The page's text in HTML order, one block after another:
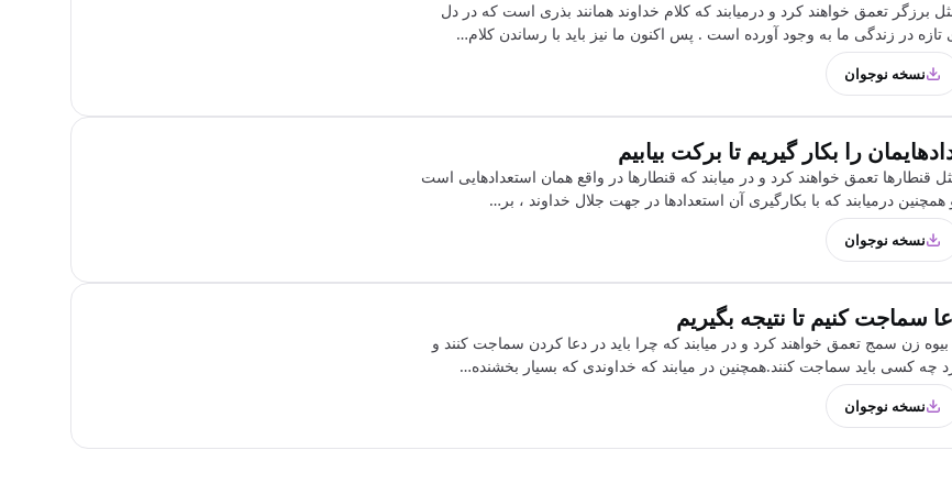
برزگر تعمق خواهند کرد و درمیابند که کلام خداوند همانند بذری است که در دل
در زندگی ما به وجود آورده است . پس اکنون ما نیز باید با رساندن کلام…
نسخه نوجوان
را بکار گیریم تا برکت بیابیم
قنطارها تعمق خواهند کرد و در میابند که قنطارها در واقع همان استعدادهایی است
همچنین درمیابند که با بکارگیری آن استعدادها در جهت جلال خداوند ، بر…
نسخه نوجوان
کنیم تا نتیجه بگیریم
بیوه زن سمج تعمق خواهند کرد و در میابند که چرا باید در دعا کردن سماجت کنند و
چه کسی باید سماجت کنند.همچنین در میابند که خداوندی که بسیار بخشنده…
نسخه نوجوان